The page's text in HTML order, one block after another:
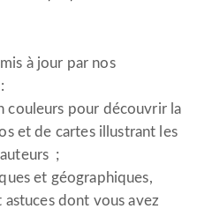
mis à jour par nos
couleurs pour découvrir la
et de cartes illustrant les
;
et géographiques,
dont vous avez